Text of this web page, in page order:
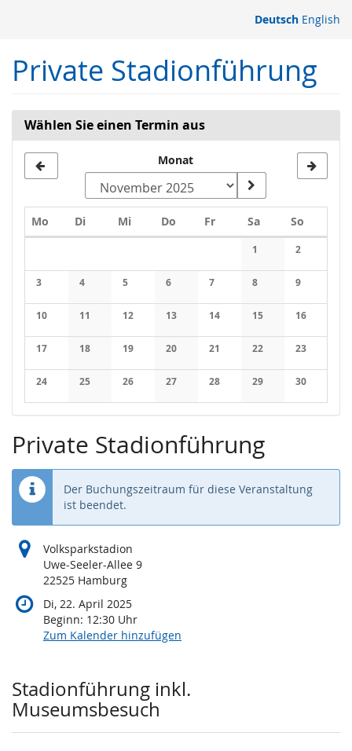
springen
Deutsch English
Private Stadionführung
Wählen Sie einen Termin aus
Monat
Mo Montag
DiDienstag
MiMittwoch
Do Donnerstag
FrFreitagSaSamstag
So
1
Keine
2
Keine
3
Keine Veranstaltungen
4
Keine Veranstaltungen
5
Keine Veranstaltungen
6
Keine Veranstaltungen
7
Keine Veranstaltungen
8
Keine
9
Keine
10
Keine Veranstaltungen
11
Keine Veranstaltungen
12
Keine Veranstaltungen
13
Keine Veranstaltungen
14
Keine Veranstaltungen
15
Keine
16
Keine
17
Keine Veranstaltungen
18
Keine Veranstaltungen
19
Keine Veranstaltungen
20
Keine Veranstaltungen
21
Keine Veranstaltungen
22
Keine
23
Keine
24
Keine Veranstaltungen
25
Keine Veranstaltungen
26
Keine Veranstaltungen
27
Keine Veranstaltungen
28
Keine Veranstaltungen
29
Keine
30
Keine
Private Stadionführung
Der Buchungszeitraum für diese Veranstaltung
ist beendet.
Volksparkstadion
Uwe-Seeler-Allee 9
22525 Hamburg
Di, 22. April 2025
Beginn: 12:30 Uhr
Zum Kalender hinzufügen
Produkte
Stadionführung inkl.
Museumsbesuch